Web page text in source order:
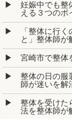
妊娠中でも整
える３つのポ
「整体に行
と」整体師が
宮崎市で整体
整体の日の服
師が迷いを解
整体を受けた
法を整体師が